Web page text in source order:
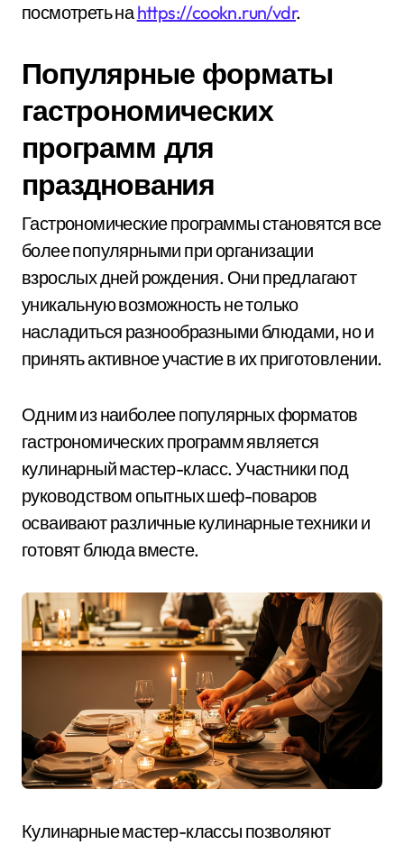
посмотреть наhttps://cookn.run/vdr.
Популярные форматы
гастрономических
программ для
празднования
Гастрономические программы становятся все
более популярными при организации
взрослых дней рождения. Они предлагают
уникальную возможность не только
насладиться разнообразными блюдами, но и
принять активное участие в их приготовлении.
Одним из наиболее популярных форматов
гастрономических программ является
кулинарный мастер-класс. Участники под
руководством опытных шеф-поваров
осваивают различные кулинарные техники и
готовят блюда вместе.
Кулинарные мастер-классы позволяют